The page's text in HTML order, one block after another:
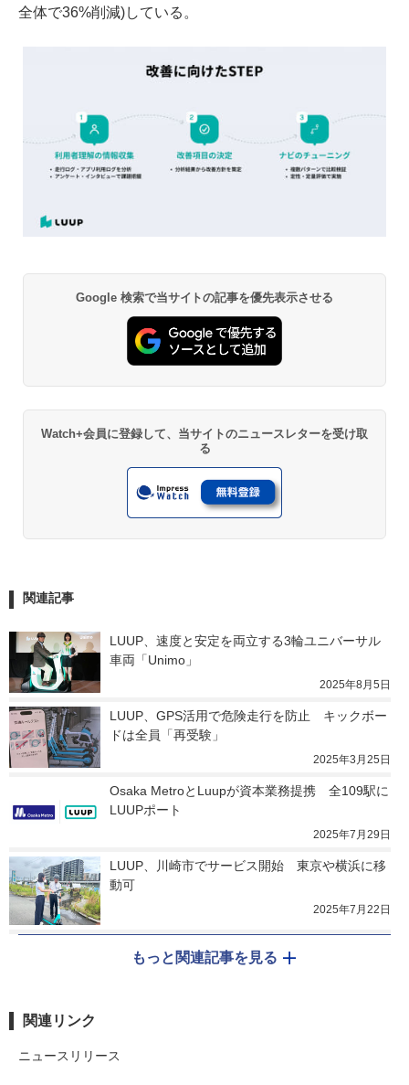
全体で36%削減)している。
Google 検索で当サイトの記事を優先表示させる
Watch+会員に登録して、当サイトのニュースレターを受け取
る
関連記事
LUUP、速度と安定を両立する3輪ユニバーサル
車両「Unimo」
2025年8月5日
LUUP、GPS活用で危険走行を防止　キックボー
ドは全員「再受験」
2025年3月25日
Osaka MetroとLuupが資本業務提携　全109駅に
LUUPポート
2025年7月29日
LUUP、川崎市でサービス開始　東京や横浜に移
動可
2025年7月22日
もっと関連記事を見る
関連リンク
ニュースリリース